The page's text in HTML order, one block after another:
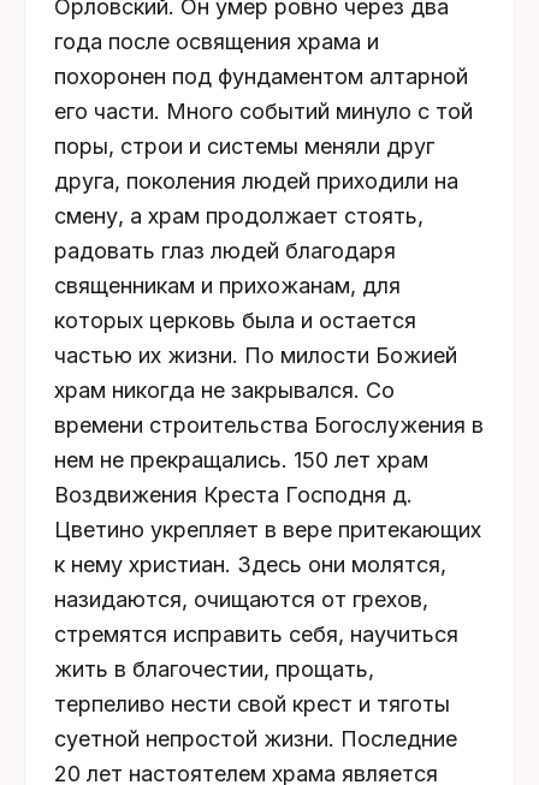
Орловский. Он умер ровно через два
года после освящения храма и
похоронен под фундаментом алтарной
его части. Много событий минуло с той
поры, строи и системы меняли друг
друга, поколения людей приходили на
смену, а храм продолжает стоять,
радовать глаз людей благодаря
священникам и прихожанам, для
которых церковь была и остается
частью их жизни. По милости Божией
храм никогда не закрывался. Со
времени строительства Богослужения в
нем не прекращались. 150 лет храм
Воздвижения Креста Господня д.
Цветино укрепляет в вере притекающих
к нему христиан. Здесь они молятся,
назидаются, очищаются от грехов,
стремятся исправить себя, научиться
жить в благочестии, прощать,
терпеливо нести свой крест и тяготы
суетной непростой жизни. Последние
20 лет настоятелем храма является